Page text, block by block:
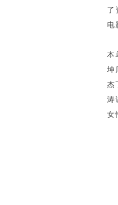
了
电
本
坤
杰
涛
女